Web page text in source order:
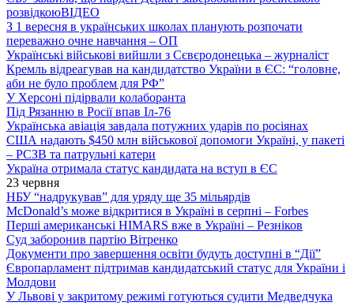
розвідкоюВІДЕО
З 1 вересня в українських школах планують розпочати
переважно очне навчання – ОП
Українські військові вийшли з Сєвєродонецька – журналіст
Кремль відреагував на кандидатство України в ЄС: “головне,
аби не було проблем для РФ”
У Херсоні підірвали колаборанта
Під Рязанню в Росії впав Іл-76
Українська авіація завдала потужних ударів по росіянах
США надають $450 млн військової допомоги Україні, у пакеті
– РСЗВ та патрульні катери
Україна отримала статус кандидата на вступ в ЄС
23 червня
НБУ “надрукував” для уряду ще 35 мільярдів
McDonald’s може відкритися в Україні в серпні – Forbes
Перші американські HIMARS вже в Україні – Резніков
Суд заборонив партію Вітренко
Документи про завершення освіти будуть доступні в “Дії”
Європарламент підтримав кандидатський статус для України і
Молдови
У Львові у закритому режимі готуються судити Медведчука